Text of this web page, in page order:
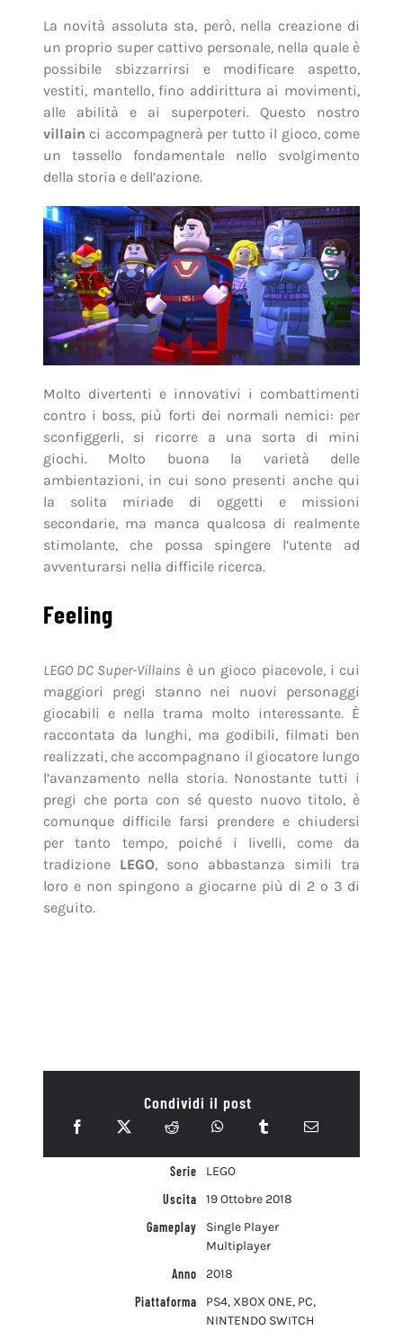
La novità assoluta sta, però, nella creazione di
un proprio super cattivo personale, nella quale è
possibile sbizzarrirsi e modificare aspetto,
vestiti, mantello, fino addirittura ai movimenti,
alle abilità e ai superpoteri. Questo nostro
villain ci accompagnerà per tutto il gioco, come
un tassello fondamentale nello svolgimento
della storia e dell’azione.
Molto divertenti e innovativi i combattimenti
contro i boss, più forti dei normali nemici: per
sconfiggerli, si ricorre a una sorta di mini
giochi. Molto buona la varietà delle
ambientazioni, in cui sono presenti anche qui
la solita miriade di oggetti e missioni
secondarie, ma manca qualcosa di realmente
stimolante, che possa spingere l’utente ad
avventurarsi nella difficile ricerca.
Feeling
LEGO DC Super-Villains è un gioco piacevole, i cui
maggiori pregi stanno nei nuovi personaggi
giocabili e nella trama molto interessante. È
raccontata da lunghi, ma godibili, filmati ben
realizzati, che accompagnano il giocatore lungo
l’avanzamento nella storia. Nonostante tutti i
pregi che porta con sé questo nuovo titolo, è
comunque difficile farsi prendere e chiudersi
per tanto tempo, poiché i livelli, come da
tradizione LEGO, sono abbastanza simili tra
loro e non spingono a giocarne più di 2 o 3 di
seguito.
Condividi il post
Serie
LEGO
Uscita
19 Ottobre 2018
Gameplay
Single Player
Multiplayer
Anno
2018
Piattaforma
PS4, XBOX ONE, PC,
NINTENDO SWITCH